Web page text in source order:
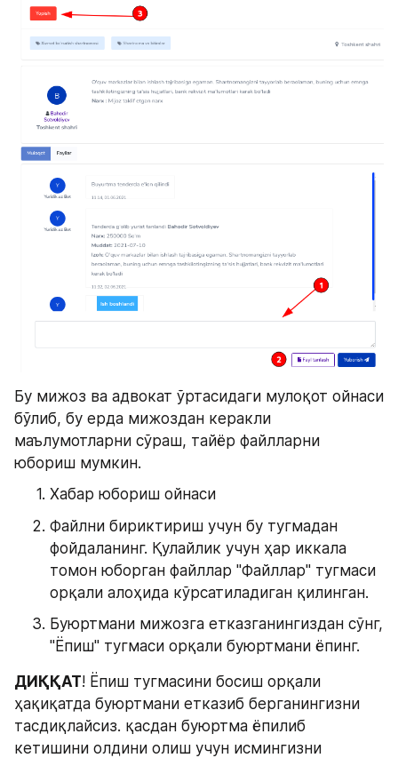
Бу мижоз ва адвокат ўртасидаги мулоқот ойнаси
бўлиб, бу ерда мижоздан керакли
маълумотларни сўраш, тайёр файлларни
юбориш мумкин.
Хабар юбориш ойнаси
Файлни бириктириш учун бу тугмадан
фойдаланинг. Қулайлик учун ҳар иккала
томон юборган файллар "Файллар" тугмаси
орқали алоҳида кўрсатиладиган қилинган.
Буюртмани мижозга етказганингиздан сўнг,
"Ёпиш" тугмаси орқали буюртмани ёпинг.
ДИҚҚАТ! Ёпиш тугмасини босиш орқали
ҳақиқатда буюртмани етказиб берганингизни
тасдиқлайсиз. қасдан буюртма ёпилиб
кетишини олдини олиш учун исмингизни